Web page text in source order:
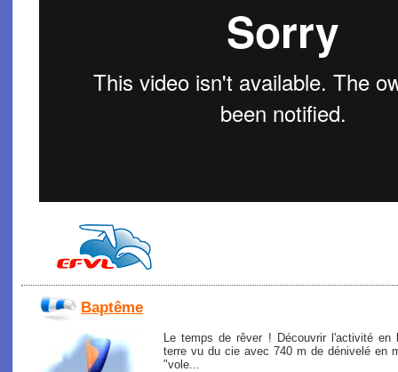
Baptême
Le temps de rêver ! Découvrir l'activité en
terre vu du cie avec 740 m de dénivelé en
"vole...